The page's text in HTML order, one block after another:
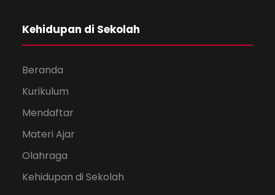
Kehidupan di Sekolah
Beranda
Kurikulum
Mendaftar
Materi Ajar
Olahraga
Kehidupan di Sekolah